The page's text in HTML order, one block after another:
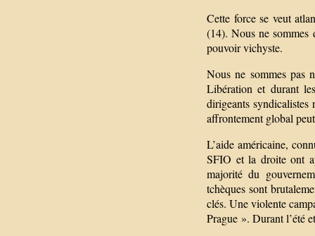
Cette force se veut
(14). Nous ne sommes
pouvoir vichyste.
Nous ne sommes pas
Libération et durant
dirigeants syndicalistes
affrontement global
L’aide américaine,
SFIO et la droite ont
majorité du
tchèques sont
clés. Une violente
Prague ». Durant l’été